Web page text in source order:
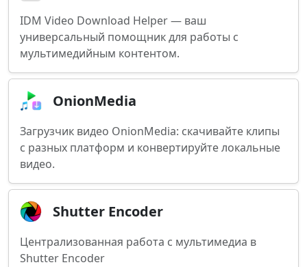
IDM Video Download Helper — ваш
универсальный помощник для работы с
мультимедийным контентом.
OnionMedia
Загрузчик видео OnionMedia: скачивайте клипы
с разных платформ и конвертируйте локальные
видео.
Shutter Encoder
Централизованная работа с мультимедиа в
Shutter Encoder